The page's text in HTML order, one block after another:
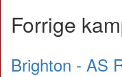
Forrige
Brighton - AS